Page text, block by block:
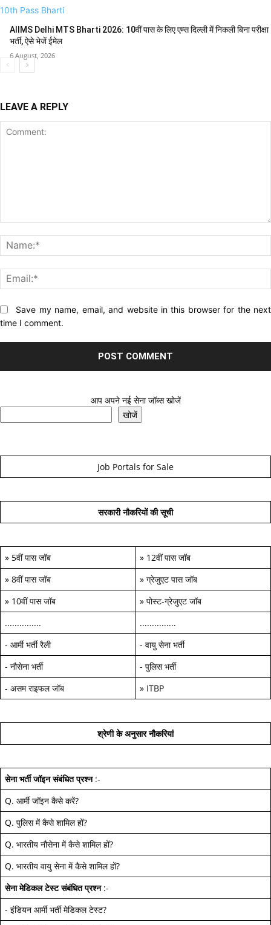
10th Pass Bharti
AIIMS Delhi MTS Bharti 2026: 10वीं पास के लिए एम्स दिल्ली में निकली बिना परीक्षा
भर्ती, ऐसे भेजें ईमेल
6 August, 2026
LEAVE A REPLY
Website:Save my name, email, and website in this browser for the next
time I comment.
आप अपने नई सेना जॉब्स खोजें
खोजें
Job Portals for Sale
सरकारी नौकरियों की सूची
» 5वीं पास जॉब » 12वीं पास जॉब
» 8वीं पास जॉब » ग्रेजुएट पास जॉब
» 10वीं पास जॉब » पोस्ट-ग्रेजुएट जॉब
...............
...............
- आर्मी भर्ती रैली - वायु सेना भर्ती
- नौसेना भर्ती - पुलिस भर्ती
- असम राइफल जॉब » ITBP
श्रेणी के अनुसार नौकरियां
सेना भर्ती जॉइन संबंधित प्रश्न:-
Q. आर्मी जॉइन कैसे करें?
Q. पुलिस में कैसे शामिल हों?
Q. भारतीय नौसेना में कैसे शामिल हों?
Q. भारतीय वायु सेना में कैसे शामिल हों?
सेना मेडिकल टेस्ट संबंधित प्रश्न:-
- इंडियन आर्मी भर्ती मेडिकल टेस्ट?